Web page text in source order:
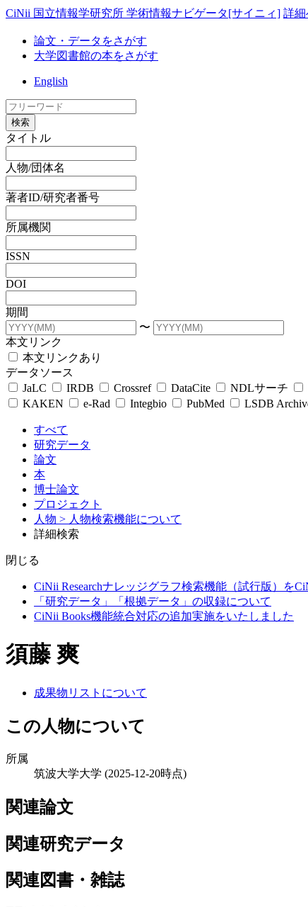
CiNii 国立情報学研究所 学術情報ナビゲータ[サイニィ] 詳細
論文・データをさがす
大学図書館の本をさがす
English
検索
タイトル
人物/団体名
著者ID/研究者番号
所属機関
ISSN
DOI
期間
〜
本文リンク
本文リンクあり
データソース
JaLC
IRDB Crossref DataCite NDLサーチ
KAKEN
e-Rad Integbio PubMed LSDB
すべて
研究データ
論文
本
博士論文
プロジェクト
人物 > 人物検索機能について
詳細検索
閉じる
CiNii Researchナレッジグラフ検索機能（試行版）を
「研究データ」「根拠データ」の収録について
CiNii Books機能統合対応の追加実施をいたしました
須藤 爽
成果物リストについて
この人物について
所属
筑波大学大学 (2025-12-20時点)
関連論文
関連研究データ
関連図書・雑誌